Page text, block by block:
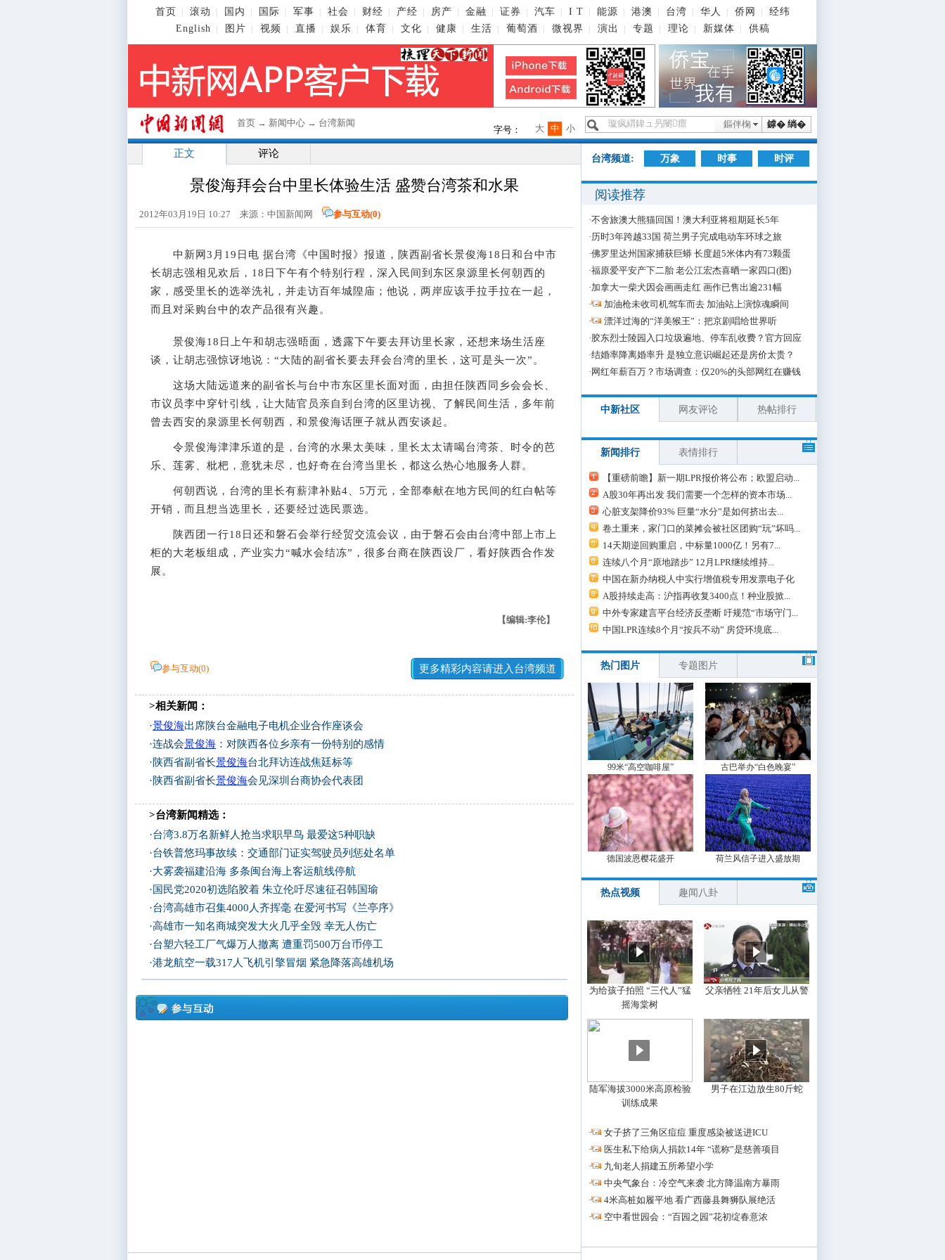
首页 滚动 国内 国际 军事 社会 财经 产经 房产 金融 证券 汽车 I T 能源 港澳 台湾 华人 侨网
经纬
English
图片 视频 直播 娱乐 体育 文化 健康 生活 葡萄酒 微视界 演出 专题 理论 新媒体 供稿
首页 → 新闻中心 → 台湾新闻 鎼� 绱�
鏂伴椈
字号： 小
中
大
正文 评论
景俊海拜会台中里长体验生活 盛赞台湾茶和水果
2012年03月19日 10:27 来源：中国新闻网 参与互动(0)
中新网3月19日电 据台湾《中国时报》报道，陕西副省长景俊海18日和台中市
长胡志强相见欢后，18日下午有个特别行程，深入民间到东区泉源里长何朝西的
家，感受里长的选举洗礼，并走访百年城隍庙；他说，两岸应该手拉手拉在一起，
而且对采购台中的农产品很有兴趣。
景俊海18日上午和胡志强晤面，透露下午要去拜访里长家，还想来场生活座
谈，让胡志强惊讶地说：“大陆的副省长要去拜会台湾的里长，这可是头一次”。
这场大陆远道来的副省长与台中市东区里长面对面，由担任陕西同乡会会长、
市议员李中穿针引线，让大陆官员亲自到台湾的区里访视、了解民间生活，多年前
曾去西安的泉源里长何朝西，和景俊海话匣子就从西安谈起。
令景俊海津津乐道的是，台湾的水果太美味，里长太太请喝台湾茶、时令的芭
乐、莲雾、枇杷，意犹未尽，也好奇在台湾当里长，都这么热心地服务人群。
何朝西说，台湾的里长有薪津补贴4、5万元，全部奉献在地方民间的红白帖等
开销，而且想当选里长，还要经过选民票选。
陕西团一行18日还和磐石会举行经贸交流会议，由于磐石会由台湾中部上市上
柜的大老板组成，产业实力“喊水会结冻”，很多台商在陕西设厂，看好陕西合作发
展。
【编辑:李伦】
参与互动(0) 更多精彩内容请进入台湾频道
>相关新闻：
·景俊海出席陕台金融电子电机企业合作座谈会
·连战会景俊海 ：对陕西各位乡亲有一份特别的感情
·陕西省副省长景俊海台北拜访连战焦廷标等
·陕西省副省长景俊海会见深圳台商协会代表团
>台湾新闻精选：
·台湾3.8万名新鲜人抢当求职早鸟 最爱这5种职缺
·台铁普悠玛事故续：交通部门证实驾驶员列惩处名单
·大雾袭福建沿海 多条闽台海上客运航线停航
· 国民党2020初选陷胶着 朱立伦吁尽速征召韩国瑜
·台湾高雄市召集4000人齐挥毫 在爱河书写《兰亭序》
·高雄市一知名商城突发大火几乎全毁 幸无人伤亡
·台塑六轻工厂气爆万人撤离 遭重罚500万台币停工
·港龙航空一载317人飞机引擎冒烟 紧急降落高雄机场
台湾频道: 万象 时事 时评
阅读推荐
·不舍旅澳大熊猫回国！澳大利亚将租期延长5年
·历时3年跨越33国 荷兰男子完成电动车环球之旅
·佛罗里达州国家捕获巨蟒 长度超5米体内有73颗蛋
·福原爱平安产下二胎 老公江宏杰喜晒一家四口(图)
·加拿大一柴犬因会画画走红 画作已售出逾231幅
·
加油枪未收司机驾车而去 加油站上演惊魂瞬间
·
漂洋过海的“洋美猴王”：把京剧唱给世界听
·胶东烈士陵园入口垃圾遍地、停车乱收费？官方回应
·结婚率降离婚率升 是独立意识崛起还是房价太贵？
· 网红年薪百万？市场调查：仅20%的头部网红在赚钱
中新社区 网友评论 热帖排行
新闻排行 表情排行
【重磅前瞻】新一期LPR报价将公布；欧盟启动...
A股30年再出发 我们需要一个怎样的资本市场...
心脏支架降价93% 巨量“水分”是如何挤出去...
卷土重来，家门口的菜摊会被社区团购“玩”坏吗...
14天期逆回购重启，中标量1000亿！另有7...
连续八个月“原地踏步” 12月LPR继续维持...
中国在新办纳税人中实行增值税专用发票电子化
A股持续走高：沪指再收复3400点！种业股掀...
中外专家建言平台经济反垄断 吁规范“市场守门...
中国LPR连续8个月“按兵不动” 房贷环境底...
热门图片 专题图片
99米“高空咖啡屋” 古巴举办“白色晚宴”
德国波恩樱花盛开 荷兰风信子进入盛放期
热点视频 趣闻八卦
为给孩子拍照 “三代人”猛
摇海棠树
父亲牺牲 21年后女儿从警
陆军海拔3000米高原检验
训练成果
男子在江边放生80斤蛇
·
女子挤了三角区痘痘 重度感染被送进ICU
·
医生私下给病人捐款14年 “谎称”是慈善项目
·
九旬老人捐建五所希望小学
·
中央气象台：冷空气来袭 北方降温南方暴雨
·
4米高桩如履平地 看广西藤县舞狮队展绝活
·
空中看世园会：“百园之园”花初绽春意浓